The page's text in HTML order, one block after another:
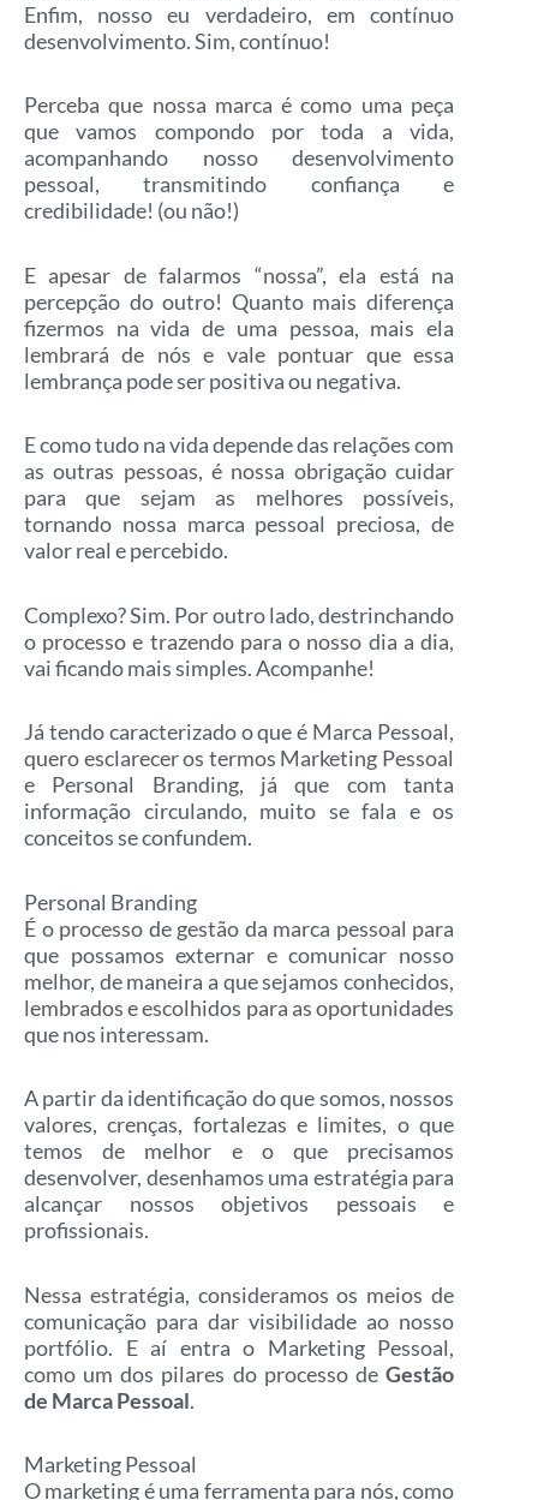
Enfim, nosso eu verdadeiro, em contínuo
desenvolvimento. Sim, contínuo!
Perceba que nossa marca é como uma peça
que vamos compondo por toda a vida,
acompanhando nosso desenvolvimento
pessoal, transmitindo confiança e
credibilidade! (ou não!)
E apesar de falarmos “nossa”, ela está na
percepção do outro! Quanto mais diferença
fizermos na vida de uma pessoa, mais ela
lembrará de nós e vale pontuar que essa
lembrança pode ser positiva ou negativa.
E como tudo na vida depende das relações com
as outras pessoas, é nossa obrigação cuidar
para que sejam as melhores possíveis,
tornando nossa marca pessoal preciosa, de
valor real e percebido.
Complexo? Sim. Por outro lado, destrinchando
o processo e trazendo para o nosso dia a dia,
vai ficando mais simples. Acompanhe!
Já tendo caracterizado o que é Marca Pessoal,
quero esclarecer os termos Marketing Pessoal
e Personal Branding, já que com tanta
informação circulando, muito se fala e os
conceitos se confundem.
Personal Branding
É o processo de gestão da marca pessoal para
que possamos externar e comunicar nosso
melhor, de maneira a que sejamos conhecidos,
lembrados e escolhidos para as oportunidades
que nos interessam.
A partir da identificação do que somos, nossos
valores, crenças, fortalezas e limites, o que
temos de melhor e o que precisamos
desenvolver, desenhamos uma estratégia para
alcançar nossos objetivos pessoais e
profissionais.
Nessa estratégia, consideramos os meios de
comunicação para dar visibilidade ao nosso
portfólio. E aí entra o Marketing Pessoal,
como um dos pilares do processo de Gestão
de Marca Pessoal.
Marketing Pessoal
O marketing é uma ferramenta para nós, como